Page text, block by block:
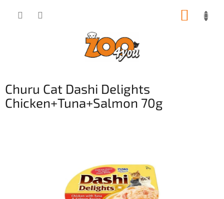
Churu Cat Dashi Delights
Chicken+Tuna+Salmon 70g